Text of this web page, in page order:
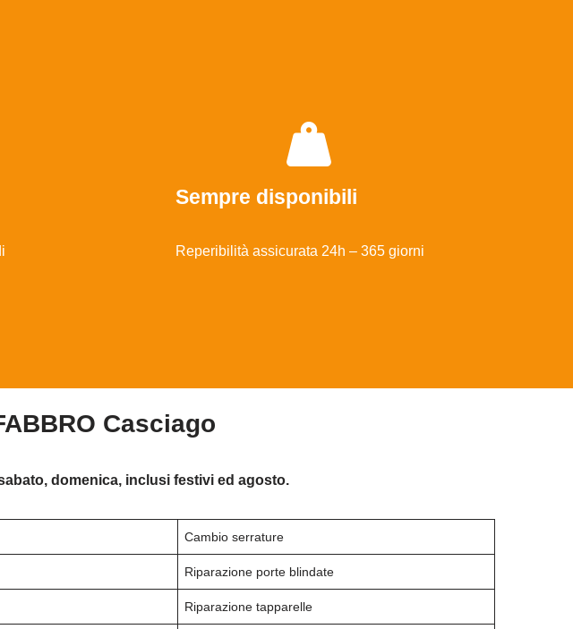
Sempre disponibili
Reperibilità assicurata 24h – 365 giorni
Casciago
domenica, inclusi festivi ed agosto.
Cambio serrature
Riparazione porte blindate
Riparazione tapparelle